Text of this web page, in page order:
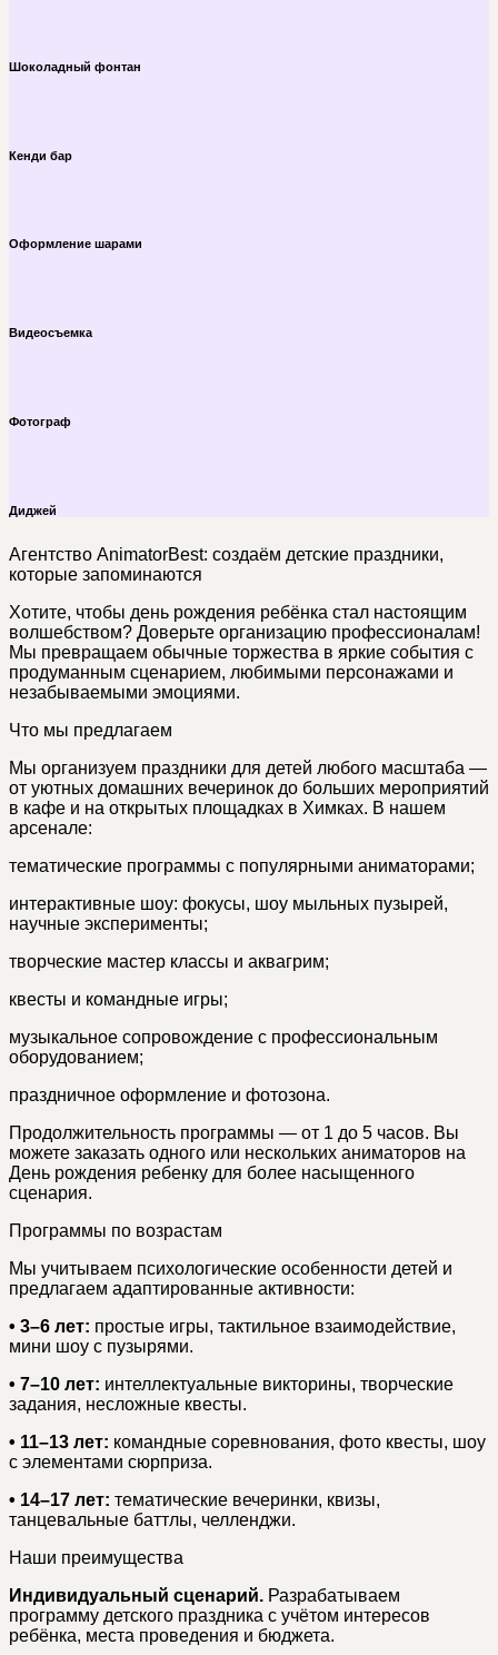
Шоколадный фонтан
Кенди бар
Оформление шарами
Видеосъемка
Фотограф
Диджей
Агентство AnimatorBest: создаём детские праздники,
которые запоминаются
Хотите, чтобы день рождения ребёнка стал настоящим
волшебством? Доверьте организацию профессионалам!
Мы превращаем обычные торжества в яркие события с
продуманным сценарием, любимыми персонажами и
незабываемыми эмоциями.
Что мы предлагаем
Мы организуем праздники для детей любого масштаба —
от уютных домашних вечеринок до больших мероприятий
в кафе и на открытых площадках в Химках. В нашем
арсенале:
тематические программы с популярными аниматорами;
интерактивные шоу: фокусы, шоу мыльных пузырей,
научные эксперименты;
творческие мастер классы и аквагрим;
квесты и командные игры;
музыкальное сопровождение с профессиональным
оборудованием;
праздничное оформление и фотозона.
Продолжительность программы — от 1 до 5 часов. Вы
можете заказать одного или нескольких аниматоров на
День рождения ребенку для более насыщенного
сценария.
Программы по возрастам
Мы учитываем психологические особенности детей и
предлагаем адаптированные активности:
• 3–6 лет: простые игры, тактильное взаимодействие,
мини шоу с пузырями.
• 7–10 лет: интеллектуальные викторины, творческие
задания, несложные квесты.
• 11–13 лет: командные соревнования, фото квесты, шоу
с элементами сюрприза.
• 14–17 лет: тематические вечеринки, квизы,
танцевальные баттлы, челленджи.
Наши преимущества
Индивидуальный сценарий. Разрабатываем
программу детского праздника с учётом интересов
ребёнка, места проведения и бюджета.